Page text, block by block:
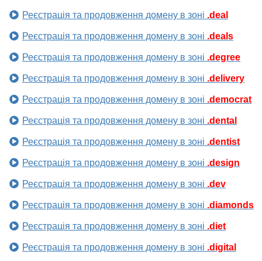
Реєстрація та продовження домену в зоні .deal
Реєстрація та продовження домену в зоні .deals
Реєстрація та продовження домену в зоні .degree
Реєстрація та продовження домену в зоні .delivery
Реєстрація та продовження домену в зоні .democrat
Реєстрація та продовження домену в зоні .dental
Реєстрація та продовження домену в зоні .dentist
Реєстрація та продовження домену в зоні .design
Реєстрація та продовження домену в зоні .dev
Реєстрація та продовження домену в зоні .diamonds
Реєстрація та продовження домену в зоні .diet
Реєстрація та продовження домену в зоні .digital